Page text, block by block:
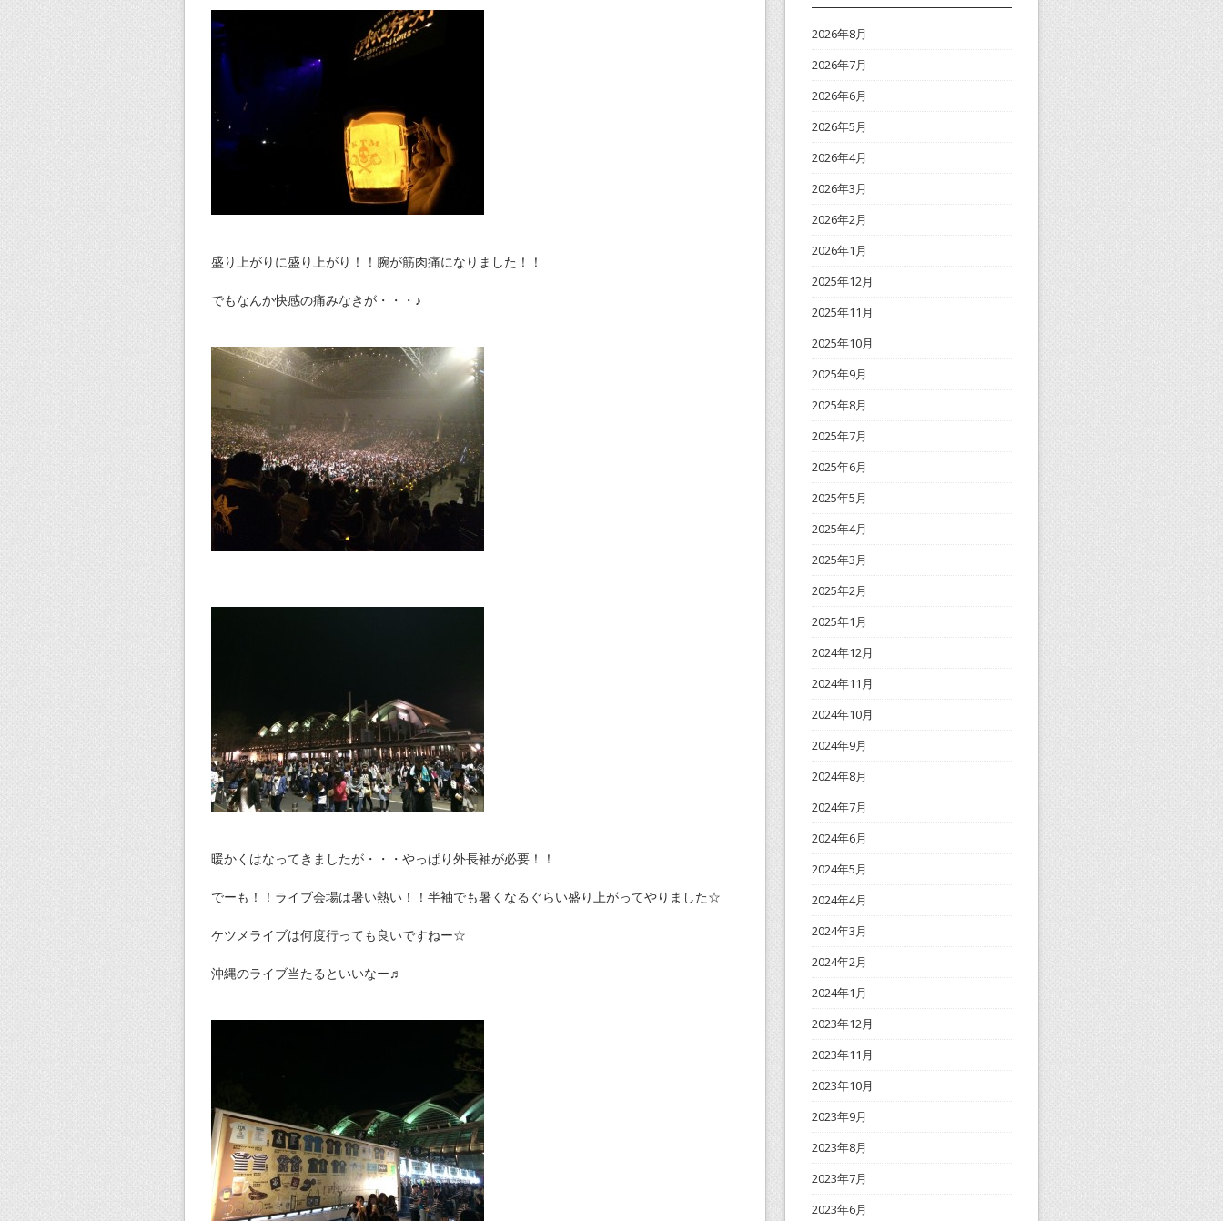
盛り上がりに盛り上がり！！腕が筋肉痛になりました！！
でもなんか快感の痛みなきが・・・♪
暖かくはなってきましたが・・・やっぱり外長袖が必要！！
でーも！！ライブ会場は暑い熱い！！半袖でも暑くなるぐらい盛り上がってやりました☆
ケツメライブは何度行っても良いですねー☆
沖縄のライブ当たるといいなー♬
2026年8月
2026年7月
2026年6月
2026年5月
2026年4月
2026年3月
2026年2月
2026年1月
2025年12月
2025年11月
2025年10月
2025年9月
2025年8月
2025年7月
2025年6月
2025年5月
2025年4月
2025年3月
2025年2月
2025年1月
2024年12月
2024年11月
2024年10月
2024年9月
2024年8月
2024年7月
2024年6月
2024年5月
2024年4月
2024年3月
2024年2月
2024年1月
2023年12月
2023年11月
2023年10月
2023年9月
2023年8月
2023年7月
2023年6月